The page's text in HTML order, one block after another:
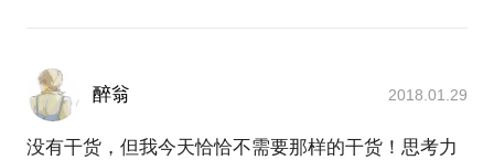
醉翁 2018.01.29
没有干货，但我今天恰恰不需要那样的干货！思考力